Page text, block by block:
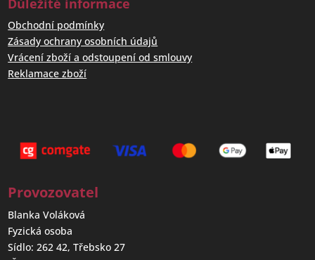
Keramická
kasička na
peníze
ovečka
304,00Kč
Přidat